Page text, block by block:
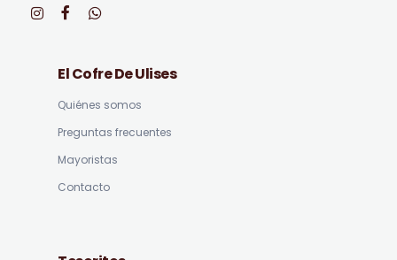
El Cofre De Ulises
Quiénes somos
Preguntas frecuentes
Mayoristas
Contacto